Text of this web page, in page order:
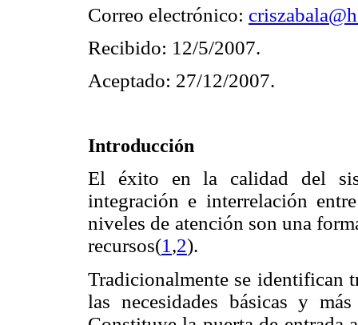
Correo electrónico:
Recibido: 12/5/2007.
Aceptado: 27/12/2007.
Introducción
El éxito en la calidad del
integración e interrelación
niveles de atención son una
recursos(1 ,2).
Tradicionalmente se identifican
las necesidades básicas y